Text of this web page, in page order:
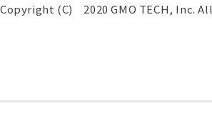
Copyright (C) 2020 GMO TECH, Inc.